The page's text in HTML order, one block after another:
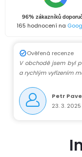
96% zákazníků
165 hodnocení na
Ověřená recenze
V obchodě jsem byl
a rychlým vyřízením
Petr
23. 3. 2025